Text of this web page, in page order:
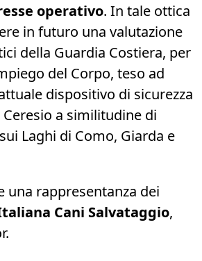
operativo. In tale ottica
in futuro una valutazione
della Guardia Costiera, per
del Corpo, teso ad
dispositivo di sicurezza
a similitudine di
Laghi di Como, Giarda e
una rappresentanza dei
Cani Salvataggio,